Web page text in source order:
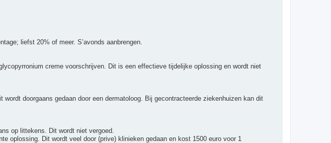
liefst 20% of meer. S’avonds aanbrengen.
creme voorschrijven. Dit is een effectieve tijdelijke oplossing en wordt niet
doorgaans gedaan door een dermatoloog. Bij gecontracteerde ziekenhuizen kan dit
op littekens. Dit wordt niet vergoed.
oplossing. Dit wordt veel door (prive) klinieken gedaan en kost 1500 euro voor 1